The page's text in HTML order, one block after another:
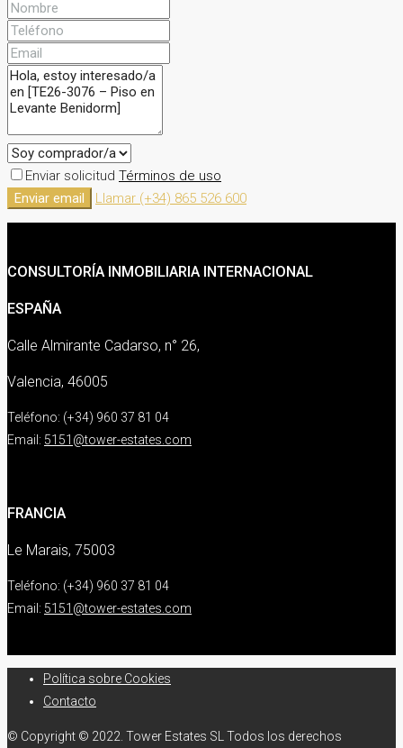
Enviar solicitud Términos de uso
Enviar email
Llamar (+34) 865 526 600
CONSULTORÍA INMOBILIARIA INTERNACIONAL
ESPAÑA
Calle Almirante Cadarso, n° 26,
Valencia, 46005
Teléfono: (+34) 960 37 81 04
Email: 5151@tower-estates.com
FRANCIA
Le Marais, 75003
Teléfono: (+34) 960 37 81 04
Email: 5151@tower-estates.com
Política sobre Cookies
Contacto
© Copyright © 2022. Tower Estates SL Todos los derechos